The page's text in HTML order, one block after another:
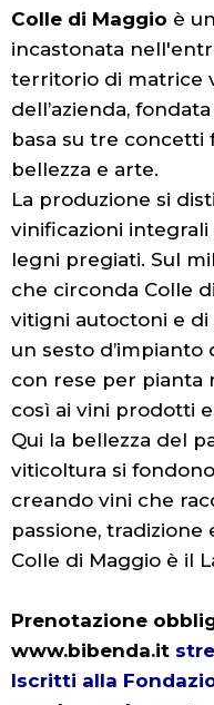
Colle di Maggio è
incastonata
territorio di matrice
dell’azienda,
basa su tre concetti
bellezza e arte.
La produzione si
vinificazioni
legni pregiati. Sul
che circonda Colle
vitigni autoctoni e
un sesto
con rese per pianta
così ai vini prodotti
Qui la bellezza del
viticoltura si
creando vini che
passione, tradizione
Colle di Maggio è il
Prenotazione
www.bibenda.it
Iscritti alla